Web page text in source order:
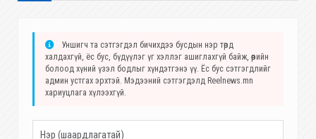
Уншигч та сэтгэгдэл бичихдээ бусдын нэр төрд
халдахгүй, ёс бус, бүдүүлэг үг хэллэг ашиглахгүй байж, өөрийн
болоод хүний үзэл бодлыг хүндэтгэнэ үү. Ёс бус сэтгэгдлийг
админ устгах эрхтэй. Мэдээний сэтгэгдэлд Reelnews.mn
хариуцлага хүлээхгүй.